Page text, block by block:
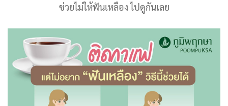
ช่วยไม่ให้ฟันเหลือง ไปดูกันเลย